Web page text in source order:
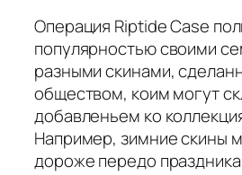
Операция Riptide Case
популярностью своими
разными скинами,
обществом, коим могут
добавленьем ко
Например, зимние скины
дороже передо